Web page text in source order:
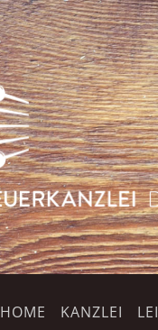
HOME KANZLEI